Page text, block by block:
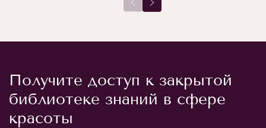
Получите доступ к закрытой
библиотеке знаний в сфере
красоты